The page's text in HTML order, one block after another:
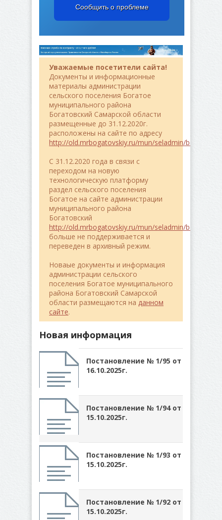
Сообщить о проблеме
Уважаемые посетители сайта!
Документы и информационные
материалы администрации
сельского поселения Богатое
муниципального района
Богатовский Самарской области
размещенные до 31.12.2020г.
расположены на сайте по адресу
http://old.mrbogatovskiy.ru/mun/seladmin/bogatoe/
C 31.12.2020 года в связи с
переходом на новую
технологическую платформу
раздел сельского поселения
Богатое на сайте администрации
муниципального района
Богатовский
http://old.mrbogatovskiy.ru/mun/seladmin/bogatoe/
больше не поддерживается и
переведен в архивный режим.
Новаые документы и информация
администрации сельского
поселения Богатое муниципального
района Богатовский Самарской
области размещаются на данном
сайте.
Новая информация
Постановление № 1/95 от
16.10.2025г.
Постановление № 1/94 от
15.10.2025г.
Постановление № 1/93 от
15.10.2025г.
Постановление № 1/92 от
15.10.2025г.